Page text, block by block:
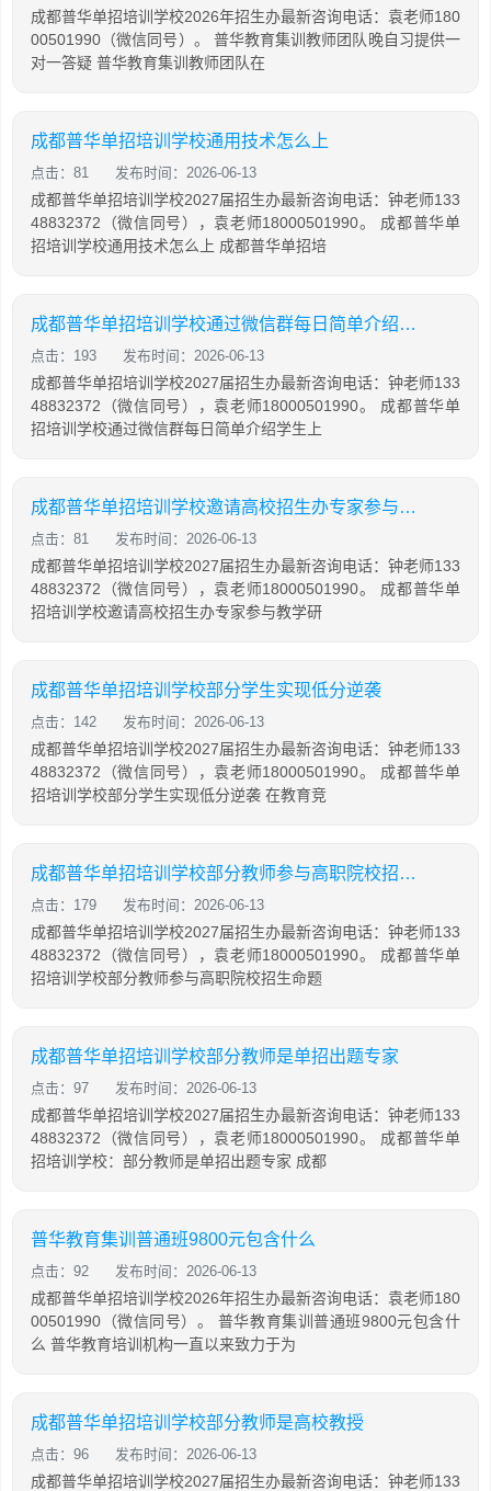
成都普华单招培训学校2026年招生办最新咨询电话：袁老师180
00501990（微信同号）。 普华教育集训教师团队晚自习提供一
对一答疑 普华教育集训教师团队在
成都普华单招培训学校通用技术怎么上
点击：81 发布时间：2026-06-13
成都普华单招培训学校2027届招生办最新咨询电话：钟老师133
48832372（微信同号），袁老师18000501990。 成都普华单
招培训学校通用技术怎么上 成都普华单招培
成都普华单招培训学校通过微信群每日简单介绍学生上课情况
点击：193 发布时间：2026-06-13
成都普华单招培训学校2027届招生办最新咨询电话：钟老师133
48832372（微信同号），袁老师18000501990。 成都普华单
招培训学校通过微信群每日简单介绍学生上
成都普华单招培训学校邀请高校招生办专家参与教学研讨
点击：81 发布时间：2026-06-13
成都普华单招培训学校2027届招生办最新咨询电话：钟老师133
48832372（微信同号），袁老师18000501990。 成都普华单
招培训学校邀请高校招生办专家参与教学研
成都普华单招培训学校部分学生实现低分逆袭
点击：142 发布时间：2026-06-13
成都普华单招培训学校2027届招生办最新咨询电话：钟老师133
48832372（微信同号），袁老师18000501990。 成都普华单
招培训学校部分学生实现低分逆袭 在教育竞
成都普华单招培训学校部分教师参与高职院校招生命题
点击：179 发布时间：2026-06-13
成都普华单招培训学校2027届招生办最新咨询电话：钟老师133
48832372（微信同号），袁老师18000501990。 成都普华单
招培训学校部分教师参与高职院校招生命题
成都普华单招培训学校部分教师是单招出题专家
点击：97 发布时间：2026-06-13
成都普华单招培训学校2027届招生办最新咨询电话：钟老师133
48832372（微信同号），袁老师18000501990。 成都普华单
招培训学校：部分教师是单招出题专家 成都
普华教育集训普通班9800元包含什么
点击：92 发布时间：2026-06-13
成都普华单招培训学校2026年招生办最新咨询电话：袁老师180
00501990（微信同号）。 普华教育集训普通班9800元包含什
么 普华教育培训机构一直以来致力于为
成都普华单招培训学校部分教师是高校教授
点击：96 发布时间：2026-06-13
成都普华单招培训学校2027届招生办最新咨询电话：钟老师133